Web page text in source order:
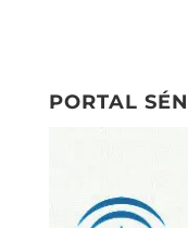
Síguenos